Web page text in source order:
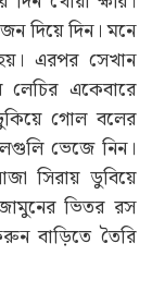
এবার তাতে কেশর
দিন। এরপর অন্য
নুন এবং গুঁড়ো দুধ
মেশাতে থাকুন।
খোয়া ক্ষীর।
দিয়ে দিন। মনে
এরপর সেখান
একেবারে